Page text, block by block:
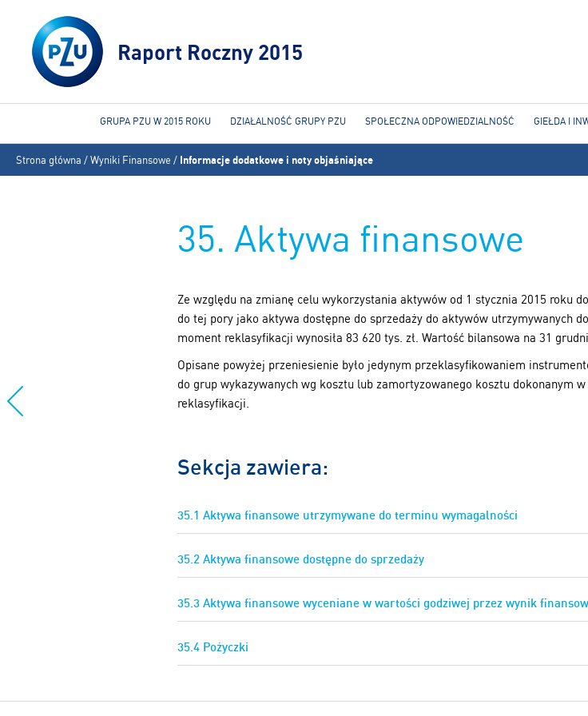
Raport Roczny 2015
Jesteś
tutaj
Strona główna /Wyniki Finansowe / Informacje dodatkowe i noty objaśniające
35. Aktywa finansowe
Ze względu na zmianę celu wykorzystania aktywów od 1 stycznia 2015 roku
do tej pory jako aktywa dostępne do sprzedaży do aktywów utrzymywanych
moment reklasyfikacji wynosiła 83 620 tys. zł. Wartość bilansowa na 31
Opisane powyżej przeniesienie było jedynym przeklasyfikowaniem
do grup wykazywanych wg kosztu lub zamortyzowanego kosztu dokonanym
reklasyfikacji.
Sekcja zawiera:
35.1 Aktywa finansowe utrzymywane do terminu wymagalności
35.2 Aktywa finansowe dostępne do sprzedaży
35.3 Aktywa finansowe wyceniane w wartości godziwej przez wynik
35.4 Pożyczki
GRUPA PZU W 2015 ROKU DZIAŁALNOŚĆ GRUPY PZU SPOŁECZNA ODPOWIEDZIALNOŚĆ GIEŁDA I